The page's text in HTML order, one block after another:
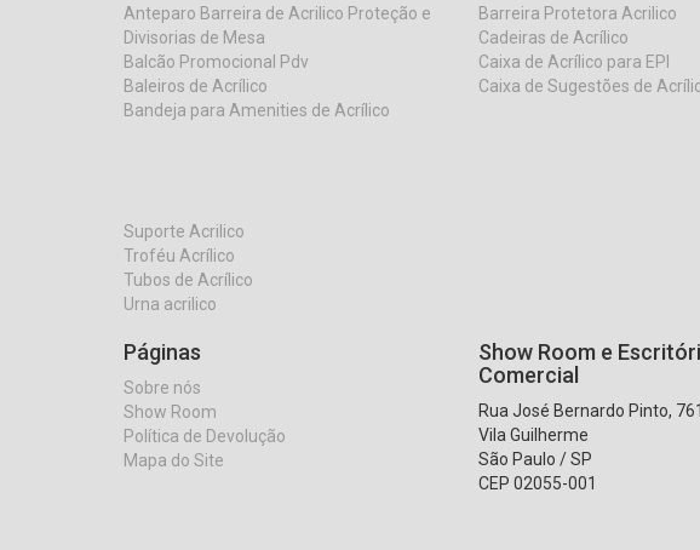
Anteparo Barreira de Acrilico Proteção e
Divisorias de Mesa
Balcão Promocional Pdv
Baleiros de Acrílico
Bandeja para Amenities de Acrílico
Barreira Protetora Acrilico
Cadeiras de Acrílico
Caixa de Acrílico para EPI
Caixa de Sugestões de
Suporte Acrilico
Troféu Acrílico
Tubos de Acrílico
Urna acrilico
Páginas
Sobre nós
Show Room
Política de Devolução
Mapa do Site
Show Room e
Comercial
Rua José Bernardo Pinto, 761
Vila Guilherme
São Paulo / SP
CEP 02055-001